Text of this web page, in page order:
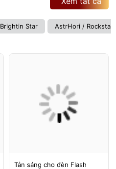
Brightin Star AstrHori / Rockstar
Tản sáng cho đèn Flash